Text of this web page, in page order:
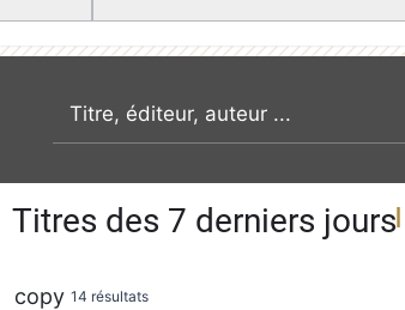
recherche par mot clé
Titres des 7 derniers jours
copy 14 résultats